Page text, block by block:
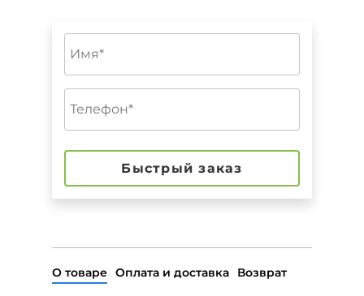
Быстрый заказ
О товаре Оплата и доставка Возврат